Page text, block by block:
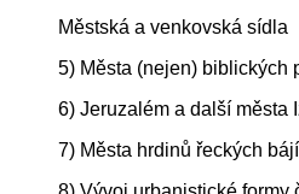
Městská a venkovská sídla
5) Města (nejen) biblických
6) Jeruzalém a další města
7) Města hrdinů řeckých bájí